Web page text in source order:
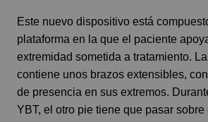
Este nuevo dispositivo está
plataforma en la que el paciente
extremidad sometida a tratamiento.
contiene unos brazos extensibles,
de presencia en sus extremos.
YBT, el otro pie tiene que pasar sobre